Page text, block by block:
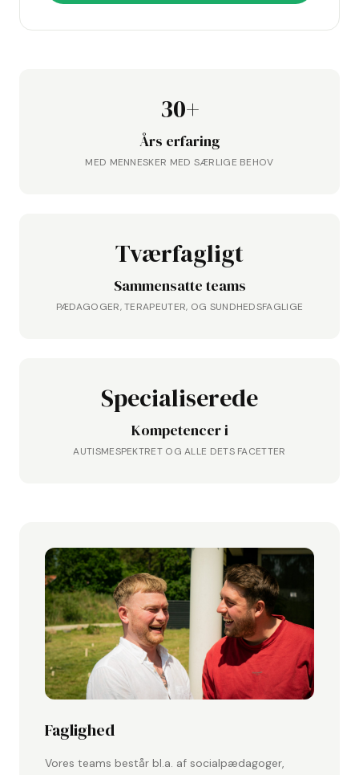
30+
Års erfaring
MED MENNESKER MED SÆRLIGE BEHOV
Tværfagligt
Sammensatte teams
PÆDAGOGER, TERAPEUTER, OG SUNDHEDSFAGLIGE
Specialiserede
Kompetencer i
AUTISMESPEKTRET OG ALLE DETS FACETTER
Faglighed
Vores teams består bl.a. af socialpædagoger,